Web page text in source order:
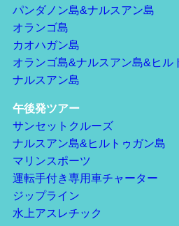
パンダノン島&ナルスアン島
オランゴ島
カオハガン島
オランゴ島&ナルスアン島&ヒル
ナルスアン島
午後発ツアー
サンセットクルーズ
ナルスアン島&ヒルトゥガン島
マリンスポーツ
運転手付き専用車チャーター
ジップライン
水上アスレチック